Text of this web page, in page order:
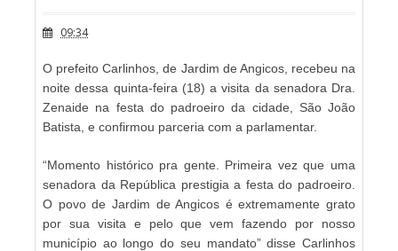
09:34
O prefeito Carlinhos, de Jardim de Angicos, recebeu na
noite dessa quinta-feira (18) a visita da senadora Dra.
Zenaide na festa do padroeiro da cidade, São João
Batista, e confirmou parceria com a parlamentar.
“Momento histórico pra gente. Primeira vez que uma
senadora da República prestigia a festa do padroeiro.
O povo de Jardim de Angicos é extremamente grato
por sua visita e pelo que vem fazendo por nosso
município ao longo do seu mandato” disse Carlinhos